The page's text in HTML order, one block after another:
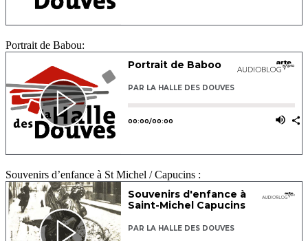
Portrait de Babou:
Souvenirs d’enfance à St Michel / Capucins :